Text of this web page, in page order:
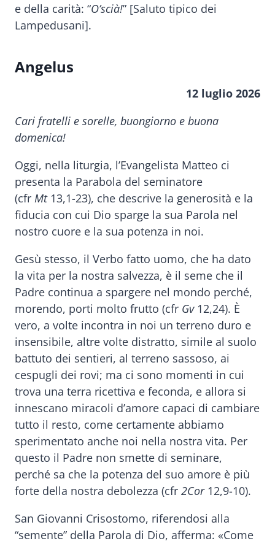
e della carità: “O’scià!” [Saluto tipico dei
Lampedusani].
Angelus
12 luglio 2026
Cari fratelli e sorelle, buongiorno e buona
domenica!
Oggi, nella liturgia, l’Evangelista Matteo ci
presenta la Parabola del seminatore
(cfr Mt13,1-23), che descrive la generosità e la
fiducia con cui Dio sparge la sua Parola nel
nostro cuore e la sua potenza in noi.
Gesù stesso, il Verbo fatto uomo, che ha dato
la vita per la nostra salvezza, è il seme che il
Padre continua a spargere nel mondo perché,
morendo, porti molto frutto (cfr Gv12,24). È
vero, a volte incontra in noi un terreno duro e
insensibile, altre volte distratto, simile al suolo
battuto dei sentieri, al terreno sassoso, ai
cespugli dei rovi; ma ci sono momenti in cui
trova una terra ricettiva e feconda, e allora si
innescano miracoli d’amore capaci di cambiare
tutto il resto, come certamente abbiamo
sperimentato anche noi nella nostra vita. Per
questo il Padre non smette di seminare,
perché sa che la potenza del suo amore è più
forte della nostra debolezza (cfr 2Cor12,9-10).
San Giovanni Crisostomo, riferendosi alla
“semente” della Parola di Dio, afferma: «Come